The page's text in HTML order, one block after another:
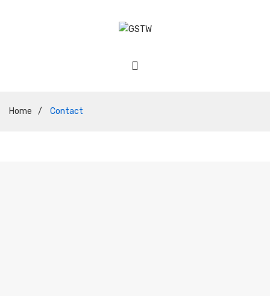
Home / Contact